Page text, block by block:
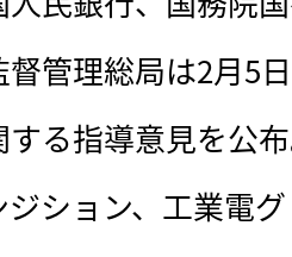
管理総局は2月5
る指導意見を公
ション、工業電